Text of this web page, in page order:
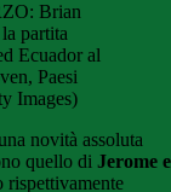
Brian
partita
Ecuador al
Paesi
Images)
novità assoluta
quello di Jerome e
rispettivamente